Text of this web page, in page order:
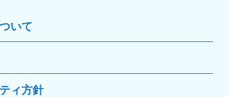
いて
ィ方針